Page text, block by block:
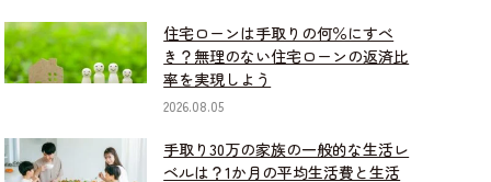
住宅ローンは手取りの何％にすべ
き？無理のない住宅ローンの返済比
率を実現しよう
2026.08.05
手取り30万の家族の一般的な生活レ
ベルは？1か月の平均生活費と生活